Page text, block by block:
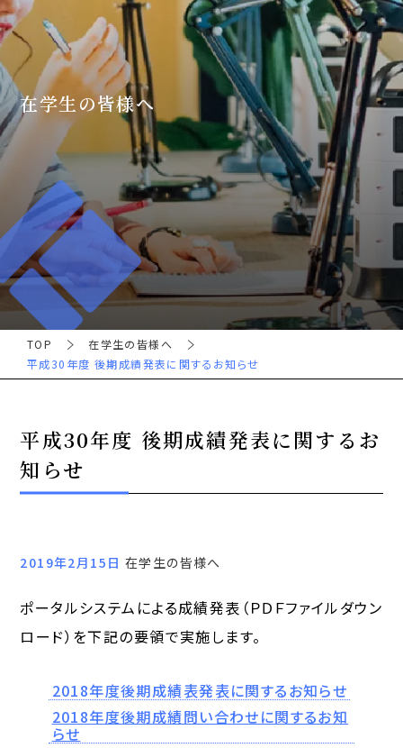
在学生の皆様へ
TOP
在学生の皆様へ
平成30年度 後期成績発表に関するお知らせ
平成30年度 後期成績発表に関するお
知らせ
2019年2月15日 在学生の皆様へ
ポータルシステムによる成績発表（ＰＤＦファイルダウン
ロード）を下記の要領で実施します。
2018年度後期成績表発表に関するお知らせ
2018年度後期成績問い合わせに関するお知
らせ